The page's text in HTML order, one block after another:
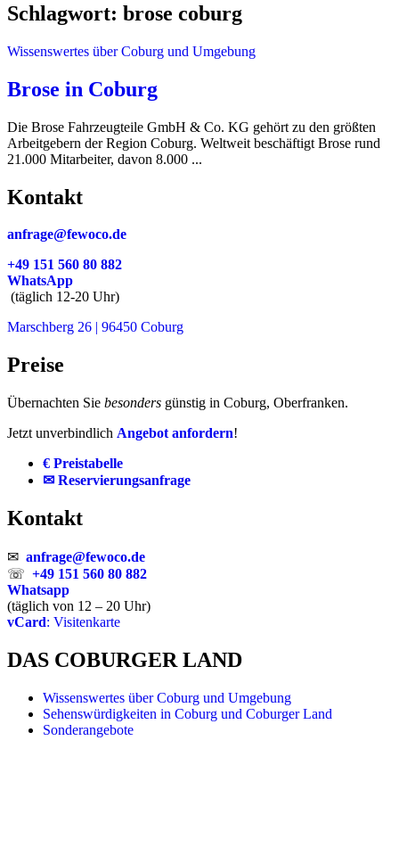
Schlagwort: brose coburg
Wissenswertes über Coburg und Umgebung
Brose in Coburg
Die Brose Fahrzeugteile GmbH & Co. KG gehört zu den größten
Arbeitgebern der Region Coburg. Weltweit beschäftigt Brose rund
21.000 Mitarbeiter, davon 8.000 ...
Kontakt
anfrage@fewoco.de
+49 151 560 80 882
WhatsApp
(täglich 12-20 Uhr)
Marschberg 26 | 96450 Coburg
Preise
Übernachten Sie besonders günstig in Coburg, Oberfranken.
Jetzt unverbindlich Angebot anfordern!
€ Preistabelle
✉ Reservierungsanfrage
Kontakt
✉ anfrage@fewoco.de
☏ +49 151 560 80 882
Whatsapp
(täglich von 12 – 20 Uhr)
vCard: Visitenkarte
DAS COBURGER LAND
Wissenswertes über Coburg und Umgebung
Sehenswürdigkeiten in Coburg und Coburger Land
Sonderangebote